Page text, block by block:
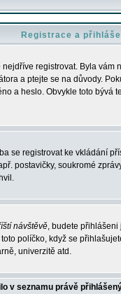
Registrace a
registrovat. Byla vám
a ptejte se na důvody.
a heslo. Obvykle toto bývá
se registrovat ke vkládání
postavičky, soukromé
návštěvě, budete přihlášeni
políčko, když se
univerzitě atd.
v seznamu právě